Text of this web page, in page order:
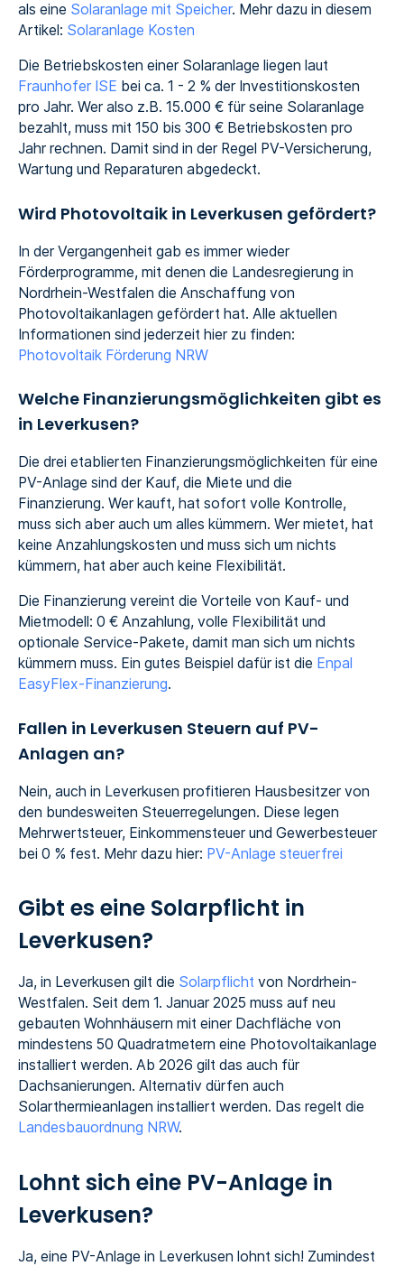
als eine Solaranlage mit Speicher. Mehr dazu in diesem
Artikel: Solaranlage Kosten
Die Betriebskosten einer Solaranlage liegen laut
Fraunhofer ISE bei ca. 1 - 2 % der Investitionskosten
pro Jahr. Wer also z.B. 15.000 € für seine Solaranlage
bezahlt, muss mit 150 bis 300 € Betriebskosten pro
Jahr rechnen. Damit sind in der Regel PV-Versicherung,
Wartung und Reparaturen abgedeckt.
Wird Photovoltaik in Leverkusen gefördert?
In der Vergangenheit gab es immer wieder
Förderprogramme, mit denen die Landesregierung in
Nordrhein-Westfalen die Anschaffung von
Photovoltaikanlagen gefördert hat. Alle aktuellen
Informationen sind jederzeit hier zu finden:
Photovoltaik Förderung NRW
Welche Finanzierungsmöglichkeiten gibt es
in Leverkusen?
Die drei etablierten Finanzierungsmöglichkeiten für eine
PV-Anlage sind der Kauf, die Miete und die
Finanzierung. Wer kauft, hat sofort volle Kontrolle,
muss sich aber auch um alles kümmern. Wer mietet, hat
keine Anzahlungskosten und muss sich um nichts
kümmern, hat aber auch keine Flexibilität.
Die Finanzierung vereint die Vorteile von Kauf- und
Mietmodell: 0 € Anzahlung, volle Flexibilität und
optionale Service-Pakete, damit man sich um nichts
kümmern muss. Ein gutes Beispiel dafür ist die Enpal
EasyFlex-Finanzierung.
Fallen in Leverkusen Steuern auf PV-
Anlagen an?
Nein, auch in Leverkusen profitieren Hausbesitzer von
den bundesweiten Steuerregelungen. Diese legen
Mehrwertsteuer, Einkommensteuer und Gewerbesteuer
bei 0 % fest. Mehr dazu hier: PV-Anlage steuerfrei
Gibt es eine Solarpflicht in
Leverkusen?
Ja, in Leverkusen gilt die Solarpflicht von Nordrhein-
Westfalen. Seit dem 1. Januar 2025 muss auf neu
gebauten Wohnhäusern mit einer Dachfläche von
mindestens 50 Quadratmetern eine Photovoltaikanlage
installiert werden. Ab 2026 gilt das auch für
Dachsanierungen. Alternativ dürfen auch
Solarthermieanlagen installiert werden. Das regelt die
Landesbauordnung NRW.
Lohnt sich eine PV-Anlage in
Leverkusen?
Ja, eine PV-Anlage in Leverkusen lohnt sich! Zumindest